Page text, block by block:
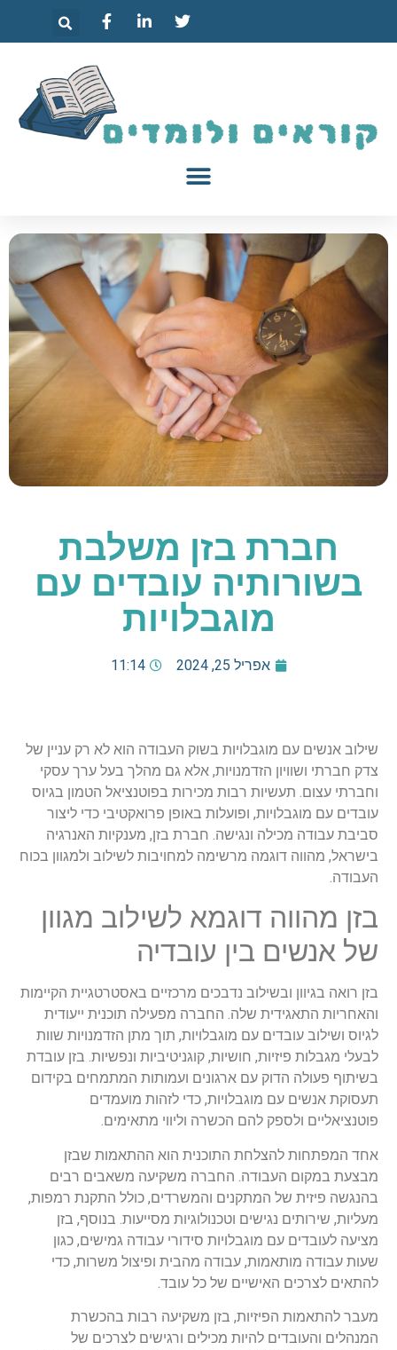
חברת בזן משלבת
בשורותיה עובדים עם
מוגבלויות
אפריל 25, 2024 11:14
שילוב אנשים עם מוגבלויות בשוק העבודה הוא לא רק עניין של
צדק חברתי ושוויון הזדמנויות, אלא גם מהלך בעל ערך עסקי
וחברתי עצום. תעשיות רבות מכירות בפוטנציאל הטמון בגיוס
עובדים עם מוגבלויות, ופועלות באופן פרואקטיבי כדי ליצור
סביבת עבודה מכילה ונגישה. חברת בזן, מענקיות האנרגיה
בישראל, מהווה דוגמה מרשימה למחויבות לשילוב ולמגוון בכוח
העבודה.
בזן מהווה דוגמא לשילוב מגוון
של אנשים בין עובדיה
בזן רואה בגיוון ובשילוב נדבכים מרכזיים באסטרטגיית הקיימות
והאחריות התאגידית שלה. החברה מפעילה תוכנית ייעודית
לגיוס ושילוב עובדים עם מוגבלויות, תוך מתן הזדמנויות שוות
לבעלי מגבלות פיזיות, חושיות, קוגניטיביות ונפשיות. בזן עובדת
בשיתוף פעולה הדוק עם ארגונים ועמותות המתמחים בקידום
תעסוקת אנשים עם מוגבלויות, כדי לזהות מועמדים
פוטנציאליים ולספק להם הכשרה וליווי מתאימים.
אחד המפתחות להצלחת התוכנית הוא ההתאמות שבזן
מבצעת במקום העבודה. החברה משקיעה משאבים רבים
בהנגשה פיזית של המתקנים והמשרדים, כולל התקנת רמפות,
מעליות, שירותים נגישים וטכנולוגיות מסייעות. בנוסף, בזן
מציעה לעובדים עם מוגבלויות סידורי עבודה גמישים, כגון
שעות עבודה מותאמות, עבודה מהבית ופיצול משרות, כדי
להתאים לצרכים האישיים של כל עובד.
מעבר להתאמות הפיזיות, בזן משקיעה רבות בהכשרת
המנהלים והעובדים להיות מכילים ורגישים לצרכים של